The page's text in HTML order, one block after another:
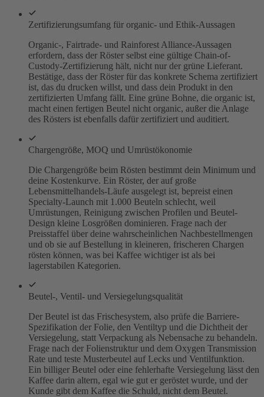
Zertifizierungsumfang für organic- und Ethik-Aussagen
Organic-, Fairtrade- und Rainforest Alliance-Aussagen
erfordern, dass der Röster selbst eine gültige Chain-of-
Custody-Zertifizierung hält, nicht nur der grüne Lieferant.
Bestätige, dass der Röster für das konkrete Schema zertifiziert
ist, das du drucken willst, und dass dein Produkt in den
zertifizierten Umfang fällt. Eine grüne Bohne, die organic ist,
macht einen fertigen Beutel nicht organic, außer die Anlage
des Rösters ist ebenfalls dafür zertifiziert und auditiert.
Chargengröße, MOQ und Umrüstökonomie
Die Chargengröße beim Rösten bestimmt dein Minimum und
deine Kostenkurve. Ein Röster, der auf große
Lebensmittelhandels-Läufe ausgelegt ist, bepreist einen
Specialty-Launch mit 1.000 Beuteln schlecht, weil
Umrüstungen, Reinigung zwischen Profilen und Beutel-
Design kleine Losgrößen dominieren. Frage nach der
Preisstaffel über deine wahrscheinlichen Nachbestellmengen
und ob sie auf Bestellung in kleineren, frischeren Chargen
rösten können, was bei Kaffee wichtiger ist als bei
lagerstabilen Kategorien.
Beutel-, Ventil- und Versiegelungsqualität
Der Beutel ist das Frischesystem, also prüfe die Barriere-
Spezifikation der Folie, den Ventiltyp und die Dichtheit der
Versiegelung, statt Verpackung als Nebensache zu behandeln.
Frage nach der Folienstruktur und dem Oxygen Transmission
Rate und teste Musterbeutel auf Lecks und Ventilfunktion.
Ein billiger Beutel oder eine fehlerhafte Versiegelung lässt den
Kaffee darin altern, egal wie gut er geröstet wurde, und der
Kunde gibt dem Kaffee die Schuld, nicht dem Beutel.